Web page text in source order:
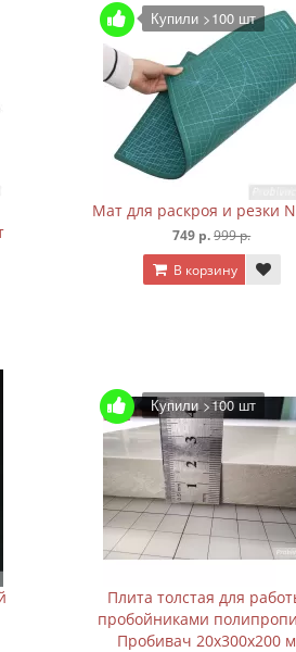
Купили >100 шт
Мат для раскроя и резки
749 р. 999 р.
В корзину
Купили >100 шт
Плита толстая для
пробойниками
Пробивач 20х300х200